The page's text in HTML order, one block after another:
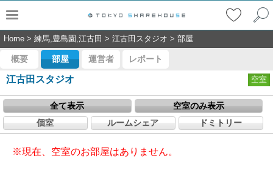
Home > 練馬,豊島園,江古田 > 江古田スタジオ > 部屋
概要 部屋 運営者 レポート
江古田スタジオ 空室
全て表示
空室のみ表示
個室
ルームシェア ドミトリー
※現在、空室のお部屋はありません。